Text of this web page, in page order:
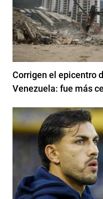
Corrigen el epicentro
Venezuela: fue más